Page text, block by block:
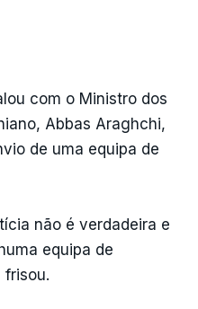
com o Ministro dos
Abbas Araghchi,
de uma equipa de
não é verdadeira e
equipa de
frisou.